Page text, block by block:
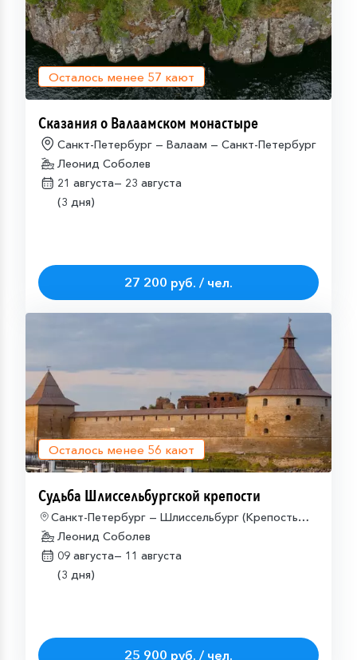
Осталось менее 57 кают
Сказания о Валаамском монастыре
Санкт-Петербург — Валаам — Санкт-Петербург
Леонид Соболев
21 августа— 23 августа
(3 дня)
27 200 руб. / чел.
Осталось менее 56 кают
Судьба Шлиссельбургской крепости
Санкт-Петербург — Шлиссельбург (Крепость
Орешек) — Санкт-Петербург
Леонид Соболев
09 августа— 11 августа
(3 дня)
25 900 руб. / чел.